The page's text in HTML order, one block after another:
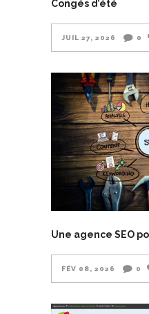
Congés d’été
JUIL 27, 2026 0
Une agence SEO
FÉV 08, 2026 0